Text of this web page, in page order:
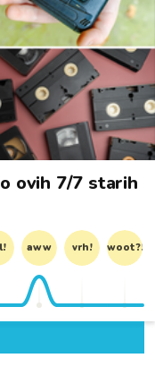
ovih 7/7 starih
aww vrh! woot?!